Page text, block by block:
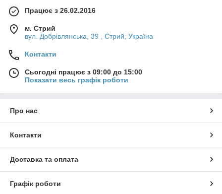
Працює з 26.02.2016
м. Стрий
вул. Добрівлянська, 39 , Стрий, Україна
Контакти
Сьогодні працює з 09:00 до 15:00
Показати весь графік роботи
Про нас
Контакти
Доставка та оплата
Графік роботи